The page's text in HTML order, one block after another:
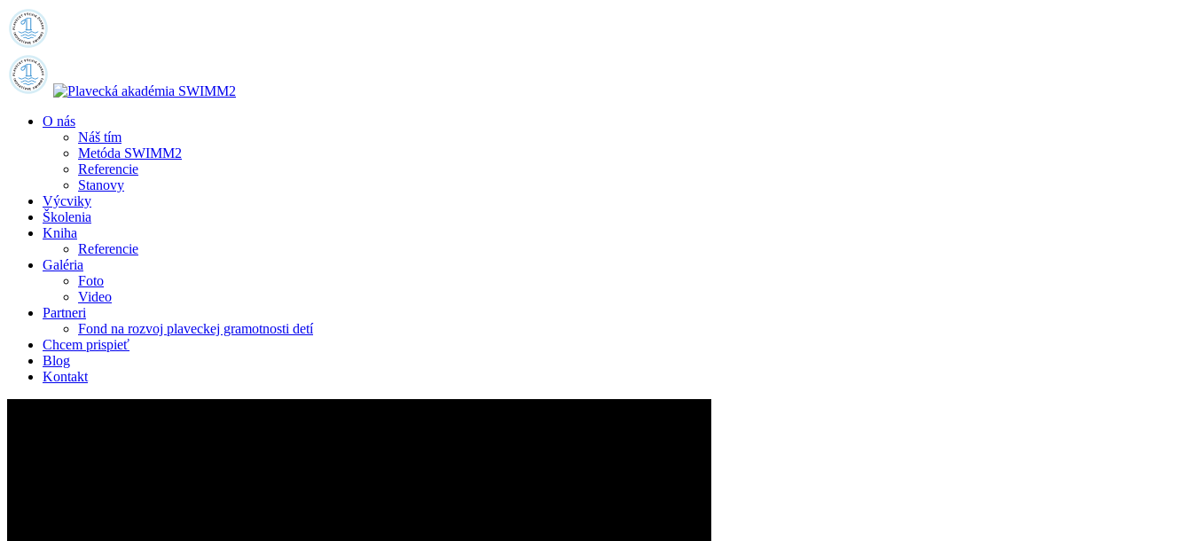
O nás
Náš tím
Metóda SWIMM2
Referencie
Stanovy
Výcviky
Školenia
Kniha
Referencie
Galéria
Foto
Video
Partneri
Fond na rozvoj plaveckej gramotnosti detí
Chcem prispieť
Blog
Kontakt